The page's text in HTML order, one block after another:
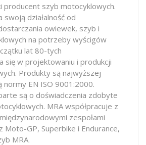
producent szyb motocyklowych.
swoją działalność od
owiewek, szyb i
na potrzeby wyścigów
lat 80-tych
się w projektowaniu i produkcji
Produkty są najwyższej
normy EN ISO 9001:2000.
są o doświadczenia zdobyte
MRA współpracuje z
zespołami
Moto-GP, Superbike i Endurance,
MRA.